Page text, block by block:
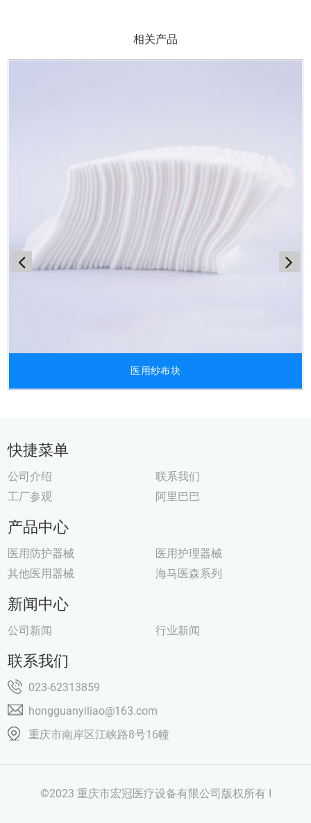
相关产品
医用纱布块
快捷菜单
公司介绍
联系我们
工厂参观
阿里巴巴
产品中心
医用防护器械
医用护理器械
其他医用器械
海马医森系列
新闻中心
公司新闻 行业新闻
联系我们
023-62313859
hongguanyiliao@163.com
重庆市南岸区江峡路8号16幢
©2023 重庆市宏冠医疗设备有限公司版权所有 I